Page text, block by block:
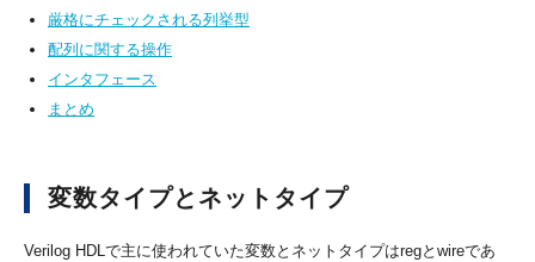
厳格にチェックされる列挙型
配列に関する操作
インタフェース
まとめ
変数タイプとネットタイプ
Verilog HDLで主に使われていた変数とネットタイプはregとwireであ